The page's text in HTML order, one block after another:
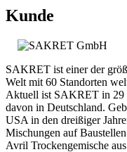
Kunde
SAKRET ist einer der
Welt mit 60 Standorten
Aktuell ist SAKRET in 29
davon in Deutschland.
USA in den dreißiger
Mischungen auf
Avril Trockengemische